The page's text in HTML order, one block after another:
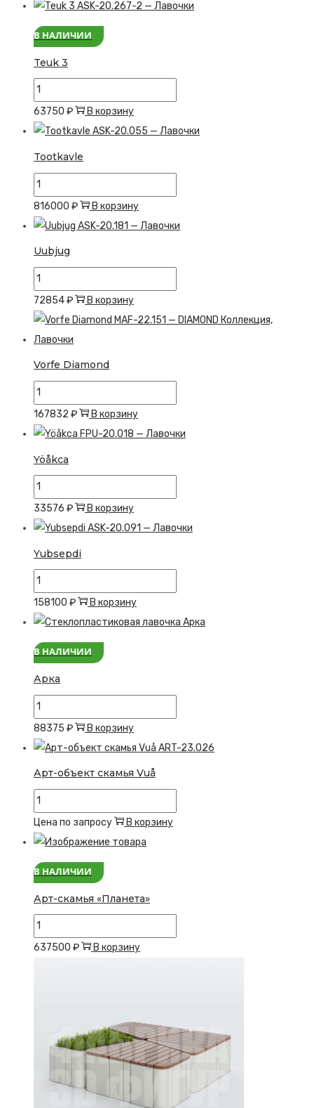
В НАЛИЧИИ
Teuk 3
Количество
товара
Teuk
63750 ₽ В корзину
Tootkavle
Количество
товара
Tootkavle
816000 ₽ В корзину
Uubjug
Количество
товара
Uubjug
72854₽ В корзину
Vorfe Diamond
Количество
товара
Vorfe
167832 ₽ В корзину
Yöåkca
Количество
товара
Yöåkca
33576 ₽ В корзину
Yubsepdi
Количество
товара
Yubsepdi
158100 ₽ В корзину
В НАЛИЧИИ
Арка
Количество
товара
Арка
88375 ₽ В корзину
Арт-объект скамья Vuå
Количество
товара
Арт-
скамья
Vuå
Цена по запросу В корзину
В НАЛИЧИИ
Арт-скамья «Планета»
Количество
товара
637500 ₽ В корзину